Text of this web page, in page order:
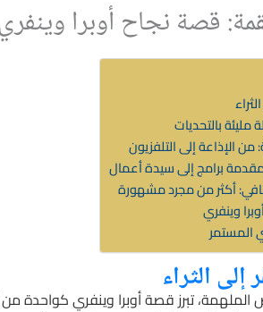
قصة نجاح أوبرا وينفري
مليئة بالتحديات
من الإذاعة إلى التلفزيون
مقدمة برامج إلى سيدة أعمال
أكثر من مجرد مشهورة
وينفري
المستمر
الثراء
تبرز قصة أوبرا وينفري كواحدة